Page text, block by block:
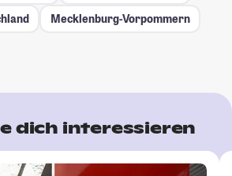
Mecklenburg-Vorpommern
dich interessieren